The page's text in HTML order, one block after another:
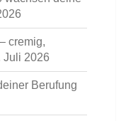
cremig,
Juli 2026
Berufung